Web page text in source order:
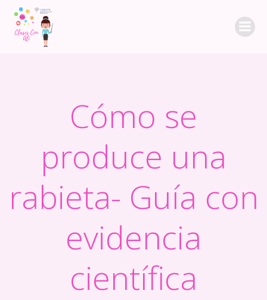
Cómo se
produce una
rabieta- Guía con
evidencia
científica